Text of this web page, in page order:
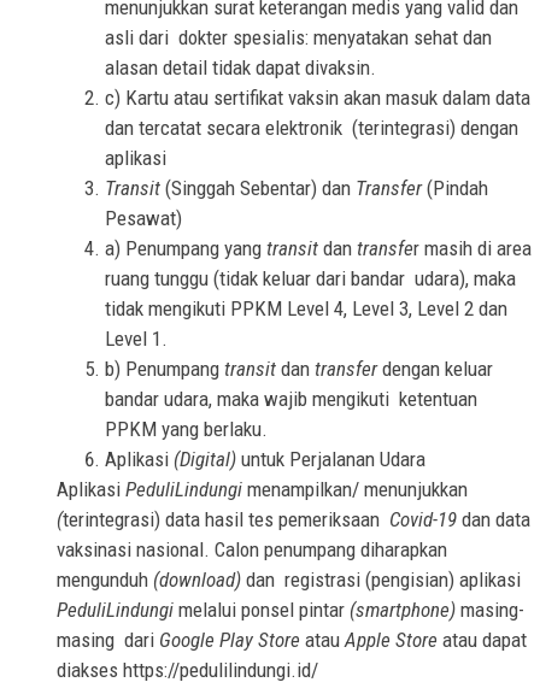
menunjukkan surat keterangan medis yang valid dan
asli dari dokter spesialis: menyatakan sehat dan
alasan detail tidak dapat divaksin.
c) Kartu atau sertifikat vaksin akan masuk dalam data
dan tercatat secara elektronik (terintegrasi) dengan
aplikasi
Transit (Singgah Sebentar) dan Transfer(Pindah
Pesawat)
a) Penumpang yang transit dan transfer masih di area
ruang tunggu (tidak keluar dari bandar udara), maka
tidak mengikuti PPKM Level 4, Level 3, Level 2 dan
Level 1.
b) Penumpang transit dan transferdengan keluar
bandar udara, maka wajib mengikuti ketentuan
PPKM yang berlaku.
Aplikasi (Digital) untuk Perjalanan Udara
Aplikasi PeduliLindungi menampilkan/ menunjukkan
(terintegrasi) data hasil tes pemeriksaan Covid-19 dan data
vaksinasi nasional. Calon penumpang diharapkan
mengunduh (download) dan registrasi (pengisian) aplikasi
PeduliLindungi melalui ponsel pintar (smartphone) masing-
masing dari Google Play Store atauApple Store atau dapat
diakses https://pedulilindungi.id/